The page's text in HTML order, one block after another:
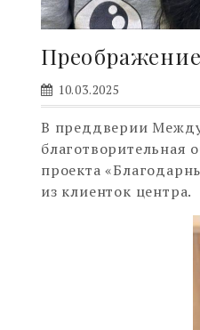
10.03.2025
В преддверии
благотворительная
проекта
из клиенток центра.